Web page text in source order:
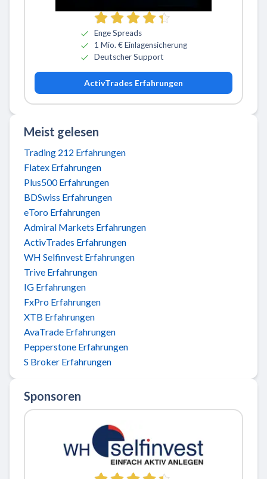
Enge Spreads
1 Mio. € Einlagensicherung
Deutscher Support
ActivTrades Erfahrungen
Meist gelesen
Trading 212 Erfahrungen
Flatex Erfahrungen
Plus500 Erfahrungen
BDSwiss Erfahrungen
eToro Erfahrungen
Admiral Markets Erfahrungen
ActivTrades Erfahrungen
WH Selfinvest Erfahrungen
Trive Erfahrungen
IG Erfahrungen
FxPro Erfahrungen
XTB Erfahrungen
AvaTrade Erfahrungen
Pepperstone Erfahrungen
S Broker Erfahrungen
Sponsoren